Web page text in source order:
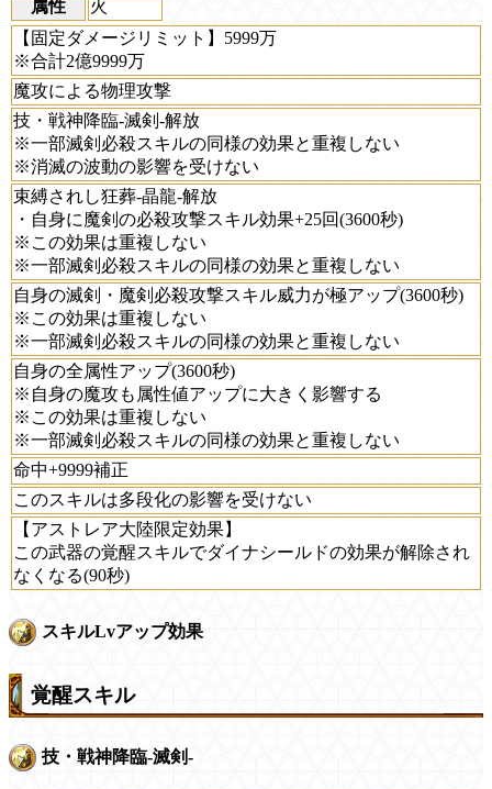
属性
火
【固定ダメージリミット】5999万
※合計2億9999万
魔攻による物理攻撃
技・戦神降臨-滅剣-解放
※一部滅剣必殺スキルの同様の効果と重複しない
※消滅の波動の影響を受けない
束縛されし狂葬-晶龍-解放
・自身に魔剣の必殺攻撃スキル効果+25回(3600秒)
※この効果は重複しない
※一部滅剣必殺スキルの同様の効果と重複しない
自身の滅剣・魔剣必殺攻撃スキル威力が極アップ(3600秒)
※この効果は重複しない
※一部滅剣必殺スキルの同様の効果と重複しない
自身の全属性アップ(3600秒)
※自身の魔攻も属性値アップに大きく影響する
※この効果は重複しない
※一部滅剣必殺スキルの同様の効果と重複しない
命中+9999補正
このスキルは多段化の影響を受けない
【アストレア大陸限定効果】
この武器の覚醒スキルでダイナシールドの効果が解除され
なくなる(90秒)
スキルLvアップ効果
覚醒スキル
技・戦神降臨-滅剣-